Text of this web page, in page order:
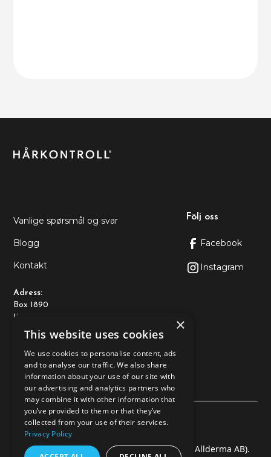
Vanlige spørsmål og svar
Blogg
Kontakt
Följ oss
Facebook
Instagram
Adress:
Box 1890
116 74 Stockholm
Kontakt:
+46108-89 93 10
kundtjanst@allderma.se
© 2025 Baltex Health & Beauty AB (En del av Allderma AB).
Personvernerklæring
×
This website uses cookies
We use cookies to personalise content, ads
and to analyse our traffic. We also share
information about your use of our site with
our advertising and analytics partners who
may combine it with other information that
you’ve provided to them or that they’ve
collected from your use of their services.
Privacy Policy